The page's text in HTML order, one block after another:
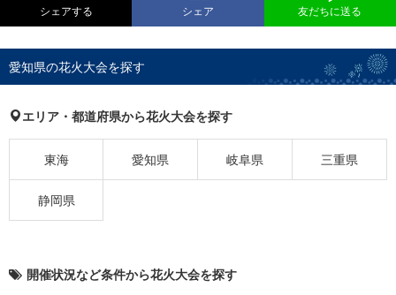
シェアする シェア 友だちに送る
愛知県の花火大会を探す
エリア・都道府県から花火大会を探す
東海 愛知県 岐阜県 三重県
静岡県
開催状況など条件から花火大会を探す